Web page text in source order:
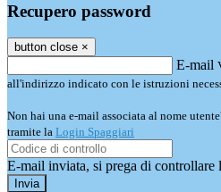
Recupero password
button close ×
E-mail
all'indirizzo indicato con le istruzioni
Non hai una e-mail associata al nome
tramite la Login Spaggiari
E-mail inviata, si prega di controllare